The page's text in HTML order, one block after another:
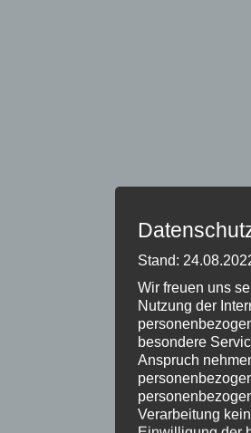
Stand:
Wir freuen uns
Nutzung der
besondere
Anspruch
Verarbeitung